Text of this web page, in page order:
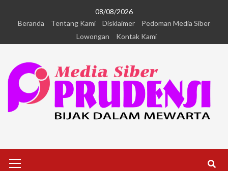
08/08/2026
Beranda
Tentang Kami Disklaimer
Pedoman Media Siber
Lowongan
Kontak Kami